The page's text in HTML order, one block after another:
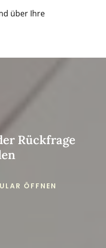
über Ihre
Rückfrage
ÖFFNEN